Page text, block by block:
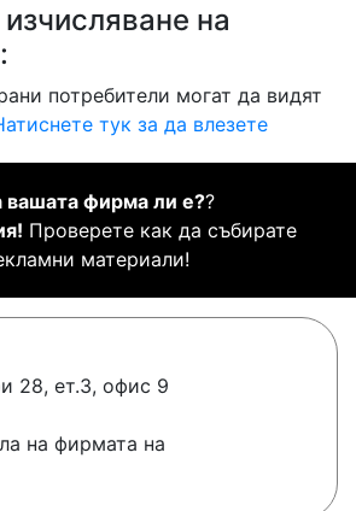
на
потребители могат да видят
тук за да влезете
вашата фирма ли е??
Проверете как да събирате
материали!
28, ет.3, офис 9
на фирмата на